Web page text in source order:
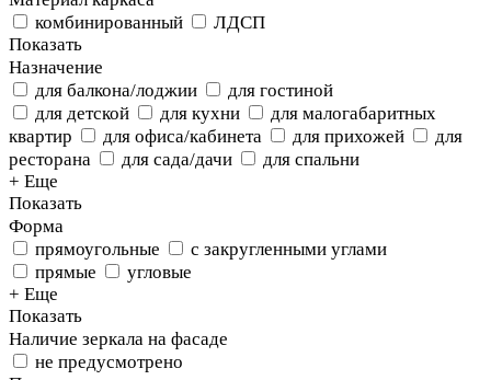
комбинированный
ЛДСП
Показать
Назначение
для балкона/лоджии
для гостиной
для детской
для кухни
для малогабаритных
квартир
для офиса/кабинета для прихожей
для
ресторана
для сада/дачи
для спальни
+ Еще
Показать
Форма
прямоугольные
с закругленными углами
прямые
угловые
+ Еще
Показать
Наличие зеркала на фасаде
не предусмотрено